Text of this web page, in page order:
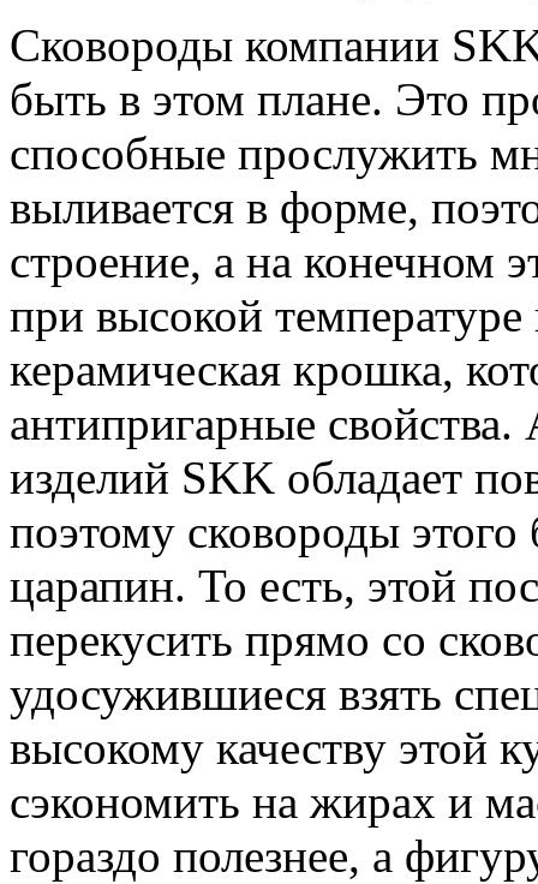
Сковороды компании
быть в этом плане. Это
способные прослужить
выливается в форме,
строение, а на конечном
при высокой температуре
керамическая крошка,
антипригарные
изделий SKK обладает
поэтому сковороды
царапин. То есть, этой
перекусить прямо со
удосужившиеся взять
высокому качеству этой
сэкономить на жирах и
гораздо полезнее, а